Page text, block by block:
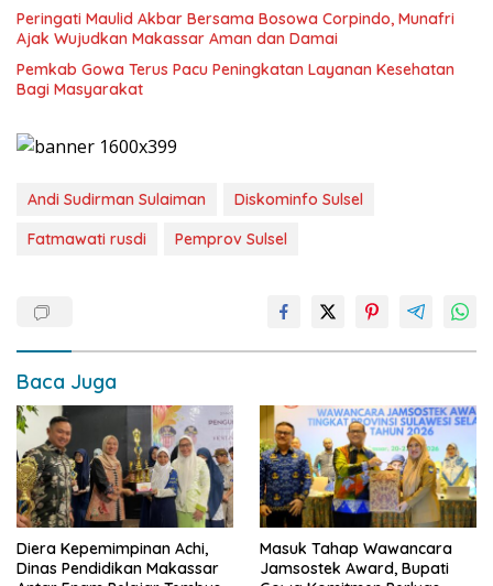
Peringati Maulid Akbar Bersama Bosowa Corpindo, Munafri
Ajak Wujudkan Makassar Aman dan Damai
Pemkab Gowa Terus Pacu Peningkatan Layanan Kesehatan
Bagi Masyarakat
Andi Sudirman Sulaiman
Diskominfo Sulsel
Fatmawati rusdi
Pemprov Sulsel
Baca Juga
Diera Kepemimpinan Achi,
Dinas Pendidikan Makassar
Masuk Tahap Wawancara
Jamsostek Award, Bupati